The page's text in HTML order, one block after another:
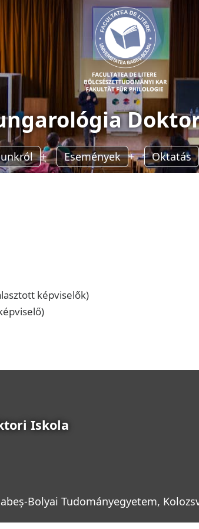
Események Oktatás
képviselők)
Iskola
Bolyai Tudományegyetem,